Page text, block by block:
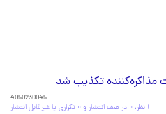
مذاکره‌کننده تکذیب شد
4050230045
۱ نظر، ۰ در صف انتشار و ۰ تکراری یا غیرقابل انتشار